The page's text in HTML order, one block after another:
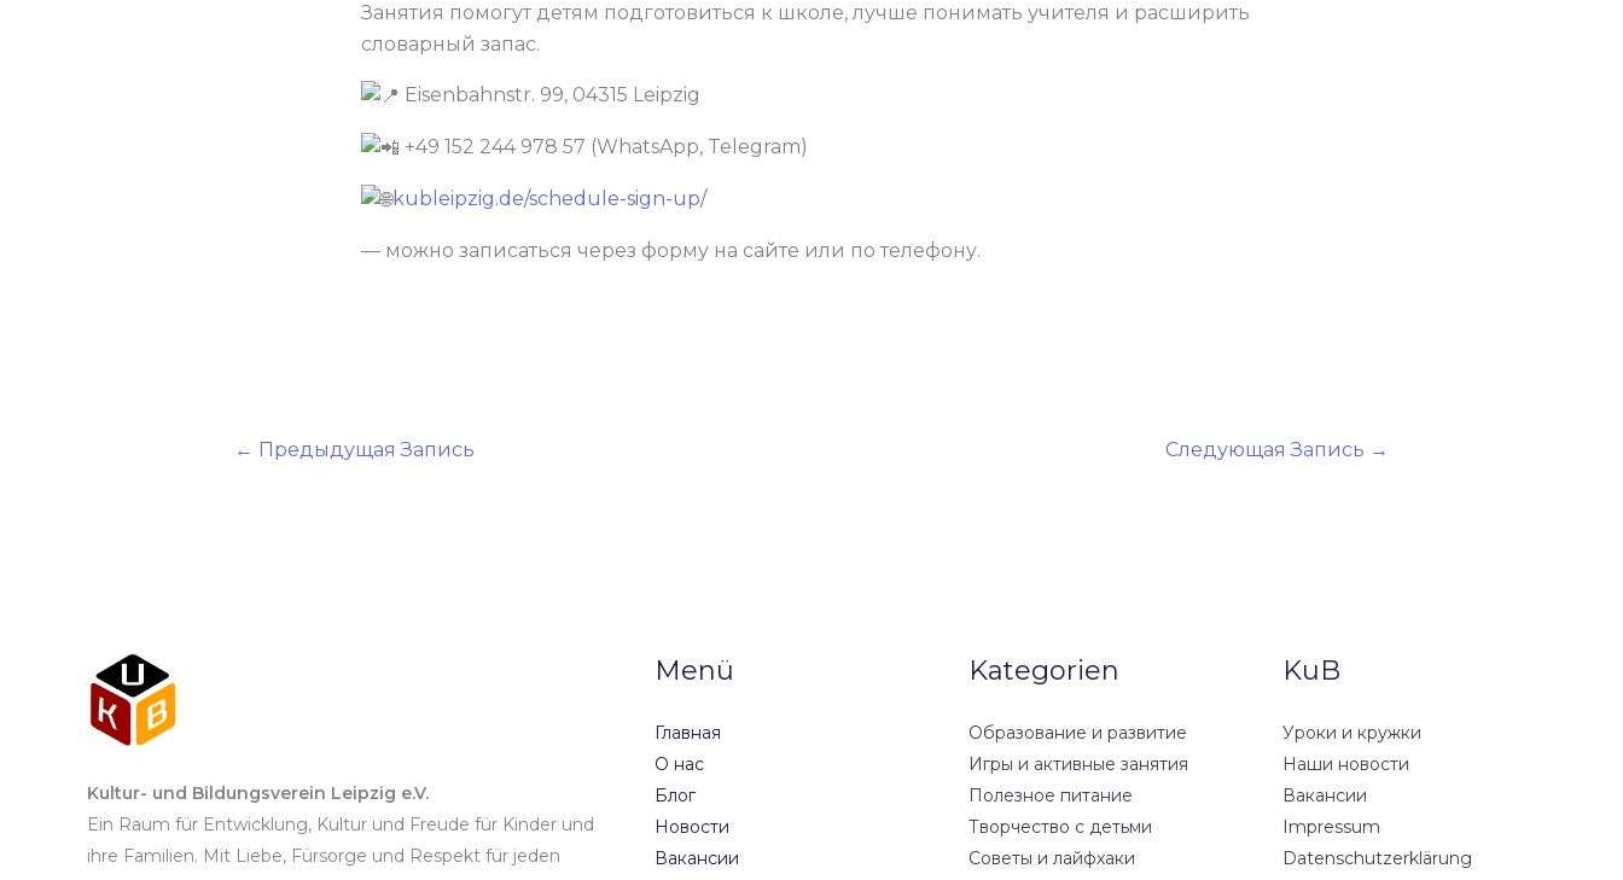
Занятия помогут детям подготовиться к школе, лучше понимать учителя и расширить
словарный запас.
Eisenbahnstr. 99, 04315 Leipzig
+49 152 244 978 57 (WhatsApp, Telegram)
kubleipzig.de/schedule-sign-up/
— можно записаться через форму на сайте или по телефону.
← Предыдущая Запись Следующая Запись →
Kultur- und Bildungsverein Leipzig e.V.
Ein Raum für Entwicklung, Kultur und Freude für Kinder und
ihre Familien. Mit Liebe, Fürsorge und Respekt für jeden
Menü
Главная
О нас
Блог
Новости
Вакансии
Kategorien
Образование и развитие
Игры и активные занятия
Полезное питание
Творчество с детьми
Советы и лайфхаки
KuB
Уроки и кружки
Наши новости
Вакансии
Impressum
Datenschutzerklärung